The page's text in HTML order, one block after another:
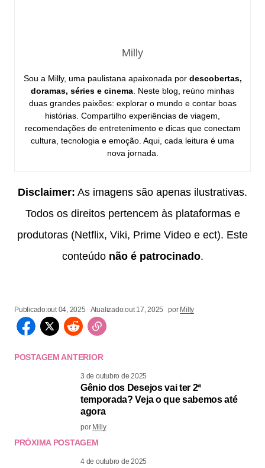
Milly
Sou a Milly, uma paulistana apaixonada por descobertas,
doramas, séries e cinema . Neste blog, reúno minhas
duas grandes paixões: explorar o mundo e contar boas
histórias. Compartilho experiências de viagem,
recomendações de entretenimento e dicas que conectam
cultura, tecnologia e emoção. Aqui, cada leitura é uma
nova jornada.
Disclaimer: As imagens são apenas ilustrativas.
Todos os direitos pertencem às plataformas e
produtoras (Netflix, Viki, Prime Video e ect). Este
conteúdo não é patrocinado.
Publicado:out 04, 2025 Atualizado:out 17, 2025 por Milly
POSTAGEM ANTERIOR
3 de outubro de 2025
Gênio dos Desejos vai ter 2ª
temporada? Veja o que sabemos até
agora
por Milly
PRÓXIMA POSTAGEM
4 de outubro de 2025